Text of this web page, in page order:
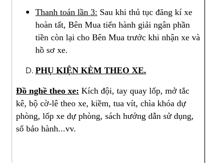
Thanh toán lần 3: Sau khi thủ tục đăng kí xe
hoàn tất, Bên Mua tiến hành giải ngân phần
tiền còn lại cho Bên Mua trước khi nhận xe và
hồ sơ xe.
PHỤ KIỆN KÈM THEO XE.
Đồ nghề theo xe: Kích đội, tay quay lốp, mở tắc
kê, bộ cờ-lê theo xe, kiềm, tua vít, chìa khóa dự
phòng, lốp xe dự phòng, sách hướng dẫn sử dụng,
sổ bảo hành...vv.